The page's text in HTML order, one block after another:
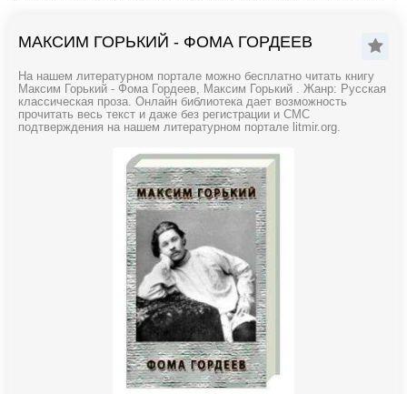
МАКСИМ ГОРЬКИЙ - ФОМА ГОРДЕЕВ
На нашем литературном портале можно бесплатно читать книгу
Максим Горький - Фома Гордеев, Максим Горький . Жанр: Русская
классическая проза. Онлайн библиотека дает возможность
прочитать весь текст и даже без регистрации и СМС
подтверждения на нашем литературном портале litmir.org.